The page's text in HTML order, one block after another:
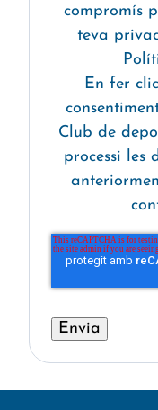
compromís
teva
En fer
Club de
processi les